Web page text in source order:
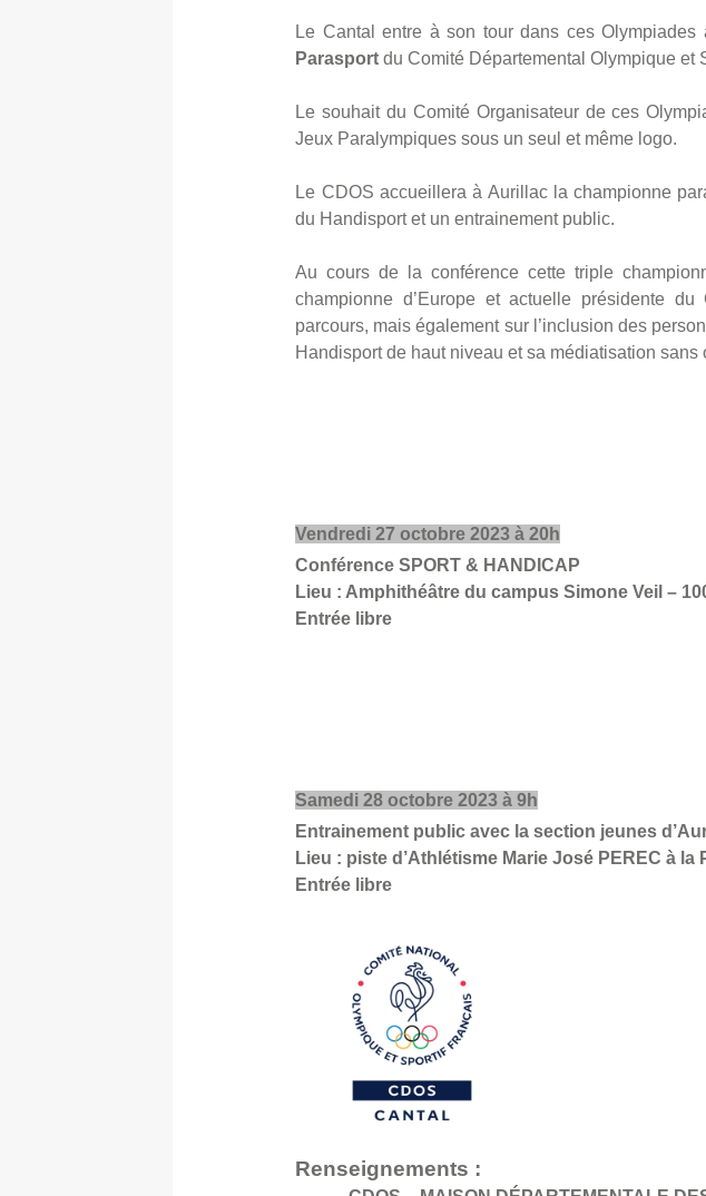
Le Cantal entre à son tour dans ces
Parasport du Comité Départemental Olympique
Le souhait du Comité Organisateur de ces
Jeux Paralympiques sous un seul et même logo.
Le CDOS accueillera à Aurillac la championne
du Handisport et un entrainement public.
Au cours de la conférence cette triple
championne d’Europe et actuelle présidente
parcours, mais également sur l’inclusion des
Handisport de haut niveau et sa médiatisation
Vendredi 27 octobre 2023 à 20h
Conférence SPORT & HANDICAP
Lieu : Amphithéâtre du campus Simone Veil –
Entrée libre
Samedi 28 octobre 2023 à 9h
Entrainement public avec la section jeunes
Lieu : piste d’Athlétisme Marie José PEREC à la
Entrée libre
Renseignements :